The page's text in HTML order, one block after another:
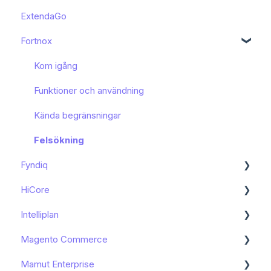
Kom igång
ExtendaGo
Fortnox
Kom igång
Funktioner och användning
Kända begränsningar
Felsökning
Fyndiq
Kom igång
Funktioner och användning
Kända begränsningar
HiCore
Kom igång
Intelliplan
Kom igång
Magento Commerce
Kom igång
Mamut Enterprise